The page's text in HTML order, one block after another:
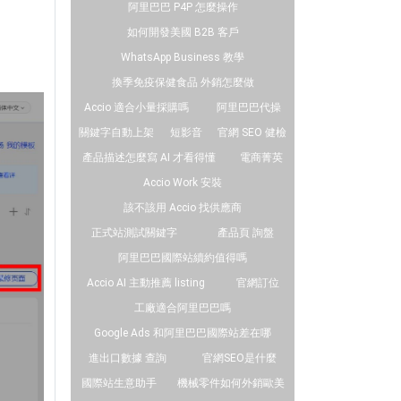
阿里巴巴 P4P 怎麼操作
如何開發美國 B2B 客戶
WhatsApp Business 教學
換季免疫保健食品 外銷怎麼做
Accio 適合小量採購嗎
阿里巴巴代操
關鍵字自動上架
短影音
官網 SEO 健檢
產品描述怎麼寫 AI 才看得懂
電商菁英
Accio Work 安裝
該不該用 Accio 找供應商
正式站測試關鍵字
產品頁 詢盤
阿里巴巴國際站續約值得嗎
Accio AI 主動推薦 listing
官網訂位
工廠適合阿里巴巴嗎
Google Ads 和阿里巴巴國際站差在哪
進出口數據 查詢
官網SEO是什麼
國際站生意助手
機械零件如何外銷歐美